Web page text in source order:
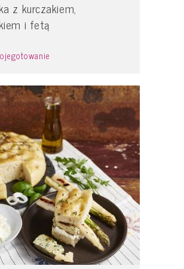
z kurczakiem,
i fetą